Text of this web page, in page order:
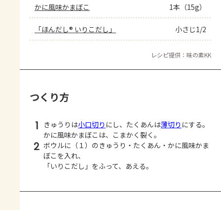
かに風味かまぼこ 1本（15g）
「ほんだし® いりこだし」 小さじ1/2
レシピ提供：味の素KK
つくり方
1 きゅうりは小口切り にし、たくあんは薄切り にする。
かに風味かまぼこは、こまかく裂く。
2 ボウルに（１）のきゅうり・たくあん・かに風味かま
ぼこを入れ、
「いりこだし」をふって、あえる。